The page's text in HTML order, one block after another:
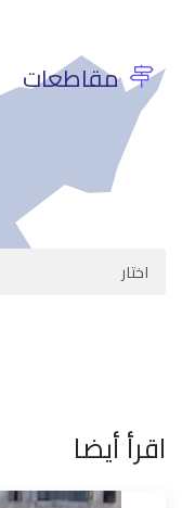
مقاطعات
اقرأ أيضا